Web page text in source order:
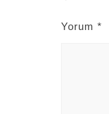
Yorum *